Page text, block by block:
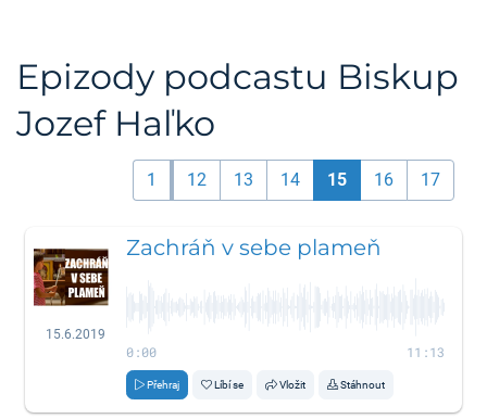
Epizody podcastu Biskup
Jozef Haľko
1 12 13 14 15 16 17
15.6.2019
Zachráň v sebe plameň
0:00 11:13
Přehraj Líbí se Vložit Stáhnout